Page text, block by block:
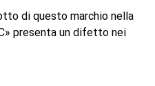
di questo marchio nella
presenta un difetto nei